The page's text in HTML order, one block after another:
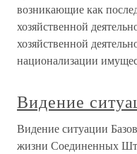
возникающие как
хозяйственной
хозяйственной
национализации
Видение
Видение ситуации
жизни Соединенных